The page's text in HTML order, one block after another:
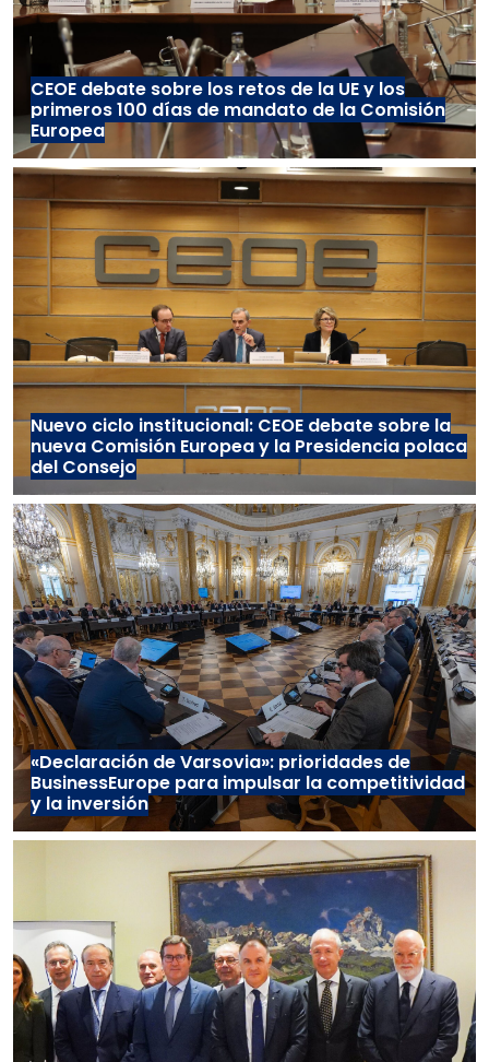
CEOE debate sobre los retos de la UE y los
primeros 100 días de mandato de la Comisión
Europea
Nuevo ciclo institucional: CEOE debate sobre la
nueva Comisión Europea y la Presidencia polaca
del Consejo
«Declaración de Varsovia»: prioridades de
BusinessEurope para impulsar la competitividad
y la inversión